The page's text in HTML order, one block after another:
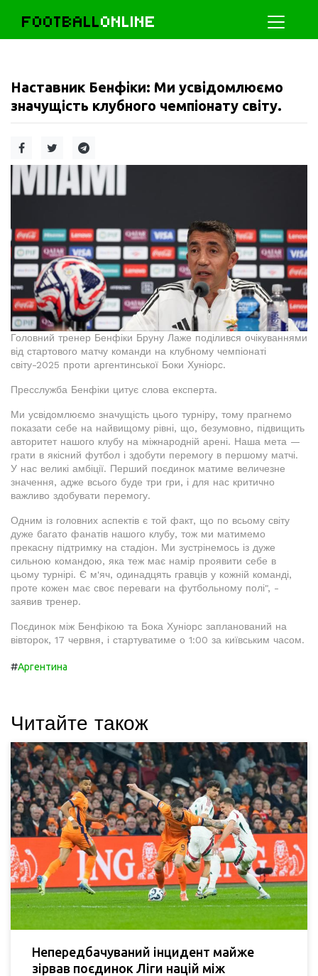
FOOTBALLONLINE
Наставник Бенфіки: Ми усвідомлюємо
значущість клубного чемпіонату світу.
Головний тренер Бенфіки Бруну Лаже поділився очікуваннями
від стартового матчу команди на клубному чемпіонаті
світу-2025 проти аргентинської Боки Хуніорс.
Пресслужба Бенфіки цитує слова експерта.
Ми усвідомлюємо значущість цього турніру, тому прагнемо
показати себе на найвищому рівні, що, безумовно, підвищить
авторитет нашого клубу на міжнародній арені. Наша мета —
грати в якісний футбол і здобути перемогу в першому матчі.
У нас великі амбіції. Перший поєдинок матиме величезне
значення, адже всього буде три гри, і для нас критично
важливо здобувати перемогу.
Одним із головних аспектів є той факт, що по всьому світу
дуже багато фанатів нашого клубу, тож ми матимемо
прекасну підтримку на стадіон. Ми зустрінемось із дуже
сильною командою, яка теж має намір проявити себе в
цьому турнірі. Є м'яч, одинадцять гравців у кожній команді,
проте кожен має своє переваги на футбольному полі", -
заявив тренер.
Поєдинок між Бенфікою та Бока Хуніорс запланований на
вівторок, 17 червня, і стартуватиме о 1:00 за київським часом.
#Аргентина
Читайте також
Непередбачуваний інцидент майже
зірвав поєдинок Ліги націй між